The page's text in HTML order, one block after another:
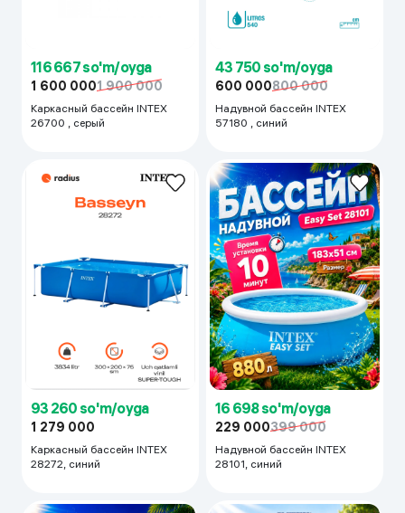
116 667 so'm/oyga
1 600 0001 900 000
Каркасный бассейн INTEX
26700 , серый
43 750 so'm/oyga
600 000800 000
Надувной бассейн INTEX
57180 , синий
93 260 so'm/oyga
1 279 000
Каркасный бассейн INTEX
28272, синий
16 698 so'm/oyga
229 000399 000
Надувной бассейн INTEX
28101, синий